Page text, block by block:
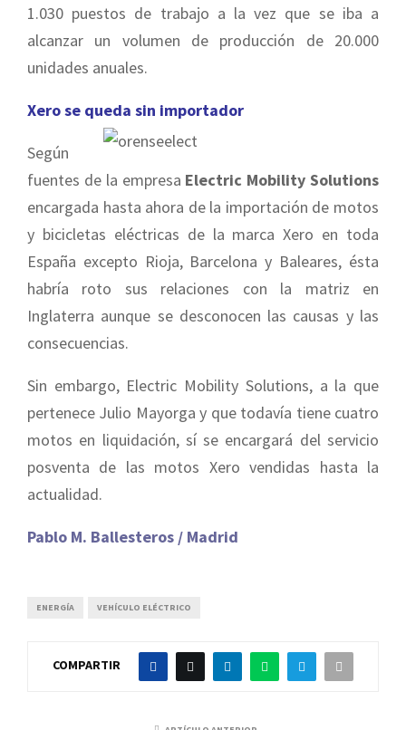
1.030 puestos de trabajo a la vez que se iba a
alcanzar un volumen de producción de 20.000
unidades anuales.
Xero se queda sin importador
Según
fuentes de la empresa Electric Mobility Solutions
encargada hasta ahora de la importación de motos
y bicicletas eléctricas de la marca Xero en toda
España excepto Rioja, Barcelona y Baleares, ésta
habría roto sus relaciones con la matriz en
Inglaterra aunque se desconocen las causas y las
consecuencias.
Sin embargo, Electric Mobility Solutions, a la que
pertenece Julio Mayorga y que todavía tiene cuatro
motos en liquidación, sí se encargará del servicio
posventa de las motos Xero vendidas hasta la
actualidad.
Pablo M. Ballesteros / Madrid
ENERGÍA VEHÍCULO ELÉCTRICO
COMPARTIR